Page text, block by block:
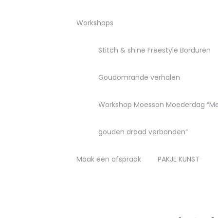
Workshops
Stitch & shine Freestyle Borduren
Goudomrande verhalen
Workshop Moesson Moederdag
gouden draad verbonden”
Maak een afspraak PAKJE KUNST